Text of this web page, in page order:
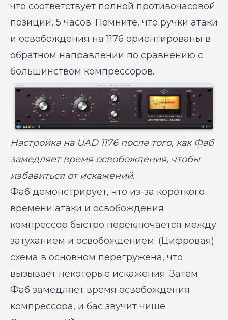
что соответствует полной противочасовой
позиции, 5 часов. Помните, что ручки атаки
и освобождения на 1176 ориентированы в
обратном направлении по сравнению с
большинством компрессоров.
Настройка на UAD 1176 после того, как Фаб
замедляет время освобождения, чтобы
избавиться от искажений.
Фаб демонстрирует, что из-за короткого
времени атаки и освобождения
компрессор быстро переключается между
затуханием и освобождением. (Цифровая)
схема в основном перегружена, что
вызывает некоторые искажения. Затем
Фаб замедляет время освобождения
компрессора, и бас звучит чище.